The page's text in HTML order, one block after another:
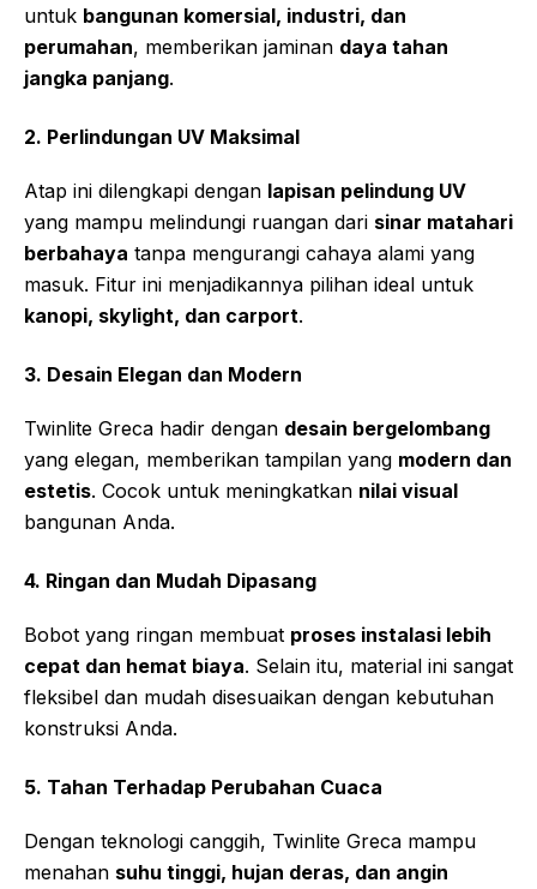
untuk bangunan komersial, industri, dan
perumahan, memberikan jaminan daya tahan
jangka panjang.
2. Perlindungan UV Maksimal
Atap ini dilengkapi dengan lapisan pelindung UV
yang mampu melindungi ruangan dari sinar matahari
berbahaya tanpa mengurangi cahaya alami yang
masuk. Fitur ini menjadikannya pilihan ideal untuk
kanopi, skylight, dan carport.
3. Desain Elegan dan Modern
Twinlite Greca hadir dengan desain bergelombang
yang elegan, memberikan tampilan yang modern dan
estetis. Cocok untuk meningkatkan nilai visual
bangunan Anda.
4. Ringan dan Mudah Dipasang
Bobot yang ringan membuat proses instalasi lebih
cepat dan hemat biaya. Selain itu, material ini sangat
fleksibel dan mudah disesuaikan dengan kebutuhan
konstruksi Anda.
5. Tahan Terhadap Perubahan Cuaca
Dengan teknologi canggih, Twinlite Greca mampu
menahan suhu tinggi, hujan deras, dan angin